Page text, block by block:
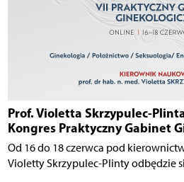
Prof. Violetta Skrzypulec-
Kongres Praktyczny Gabinet
Od 16 do 18 czerwca pod
Violetty Skrzypulec-Plinty odbędzie